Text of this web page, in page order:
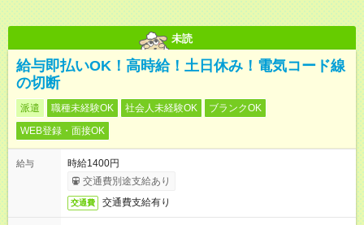
未読
給与即払いOK！高時給！土日休み！電気コード線
の切断
派遣 職種未経験OK 社会人未経験OK
ブランクOK
WEB登録・面接OK
給与
時給1400円
交通費別途支給あり
交通費 交通費支給有り